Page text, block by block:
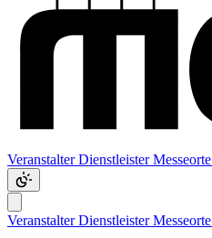
VeranstalterDienstleisterMesseorte
VeranstalterDienstleisterMesseorte